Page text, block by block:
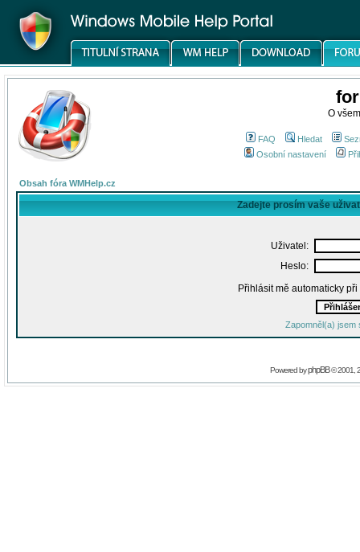
O
FAQ Hledat
Osobní nastavení
Obsah fóra WMHelp.cz
Zadejte prosím vaše
Uživatel:
Heslo:
Přihlásit mě automaticky
Zapomněl(a) jsem
Powered byphpBB© 2001,